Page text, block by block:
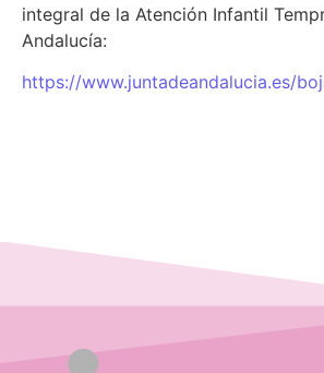
integral de la Atención Infantil
Andalucía:
https://www.juntadeandalucia.es/